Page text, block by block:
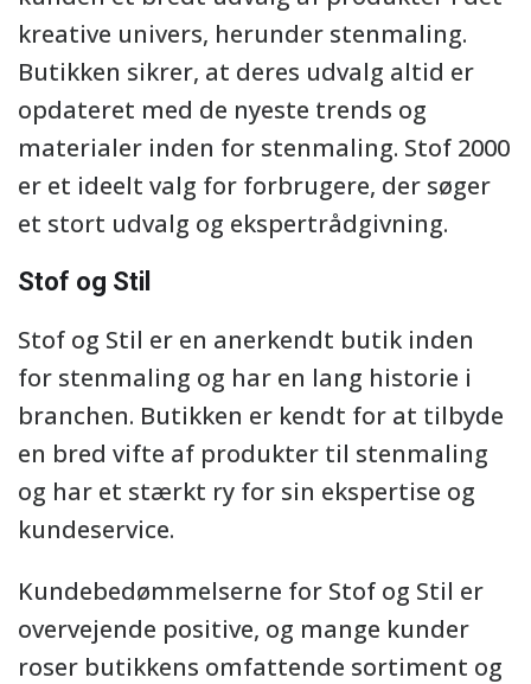
kreative univers, herunder stenmaling.
Butikken sikrer, at deres udvalg altid er
opdateret med de nyeste trends og
materialer inden for stenmaling. Stof 2000
er et ideelt valg for forbrugere, der søger
et stort udvalg og ekspertrådgivning.
Stof og Stil
Stof og Stil er en anerkendt butik inden
for stenmaling og har en lang historie i
branchen. Butikken er kendt for at tilbyde
en bred vifte af produkter til stenmaling
og har et stærkt ry for sin ekspertise og
kundeservice.
Kundebedømmelserne for Stof og Stil er
overvejende positive, og mange kunder
roser butikkens omfattende sortiment og